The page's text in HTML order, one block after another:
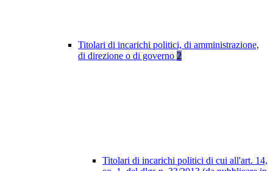
Titolari di incarichi politici, di amministrazione,
di direzione o di governo 2
Titolari di incarichi politici di cui all'art. 14,